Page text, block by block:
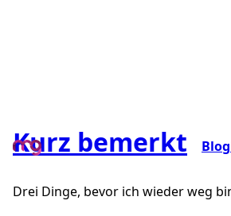
Blog
Kurz bemerkt
Drei Dinge, bevor ich wieder weg